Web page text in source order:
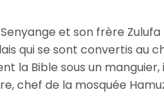
et son frère Zulufa
qui se sont convertis au
la Bible sous un
chef de la mosquée